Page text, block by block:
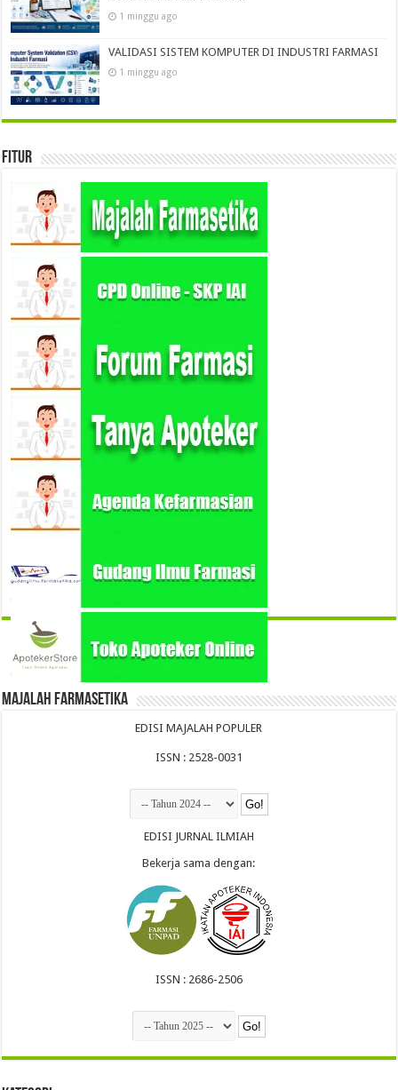
1 minggu ago
VALIDASI SISTEM KOMPUTER DI INDUSTRI FARMASI
1 minggu ago
Fitur
Majalah Farmasetika
EDISI MAJALAH POPULER
ISSN : 2528-0031
EDISI JURNAL ILMIAH
Bekerja sama dengan:
ISSN : 2686-2506